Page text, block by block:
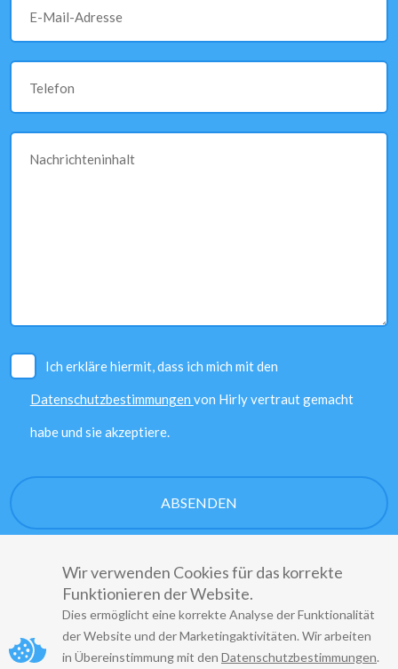
E-Mail-Adresse
Telefon
Nachrichteninhalt
Ich erkläre hiermit, dass ich mich mit den
Datenschutzbestimmungen von Hirly vertraut gemacht
habe und sie akzeptiere.
Wir verwenden Cookies für das korrekte
Funktionieren der Website.
Dies ermöglicht eine korrekte Analyse der Funktionalität
der Website und der Marketingaktivitäten. Wir arbeiten
in Übereinstimmung mit den Datenschutzbestimmungen.